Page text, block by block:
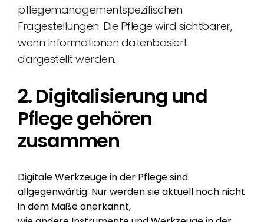
pflegemanagementspezifischen
Fragestellungen. Die Pflege wird sichtbarer,
wenn Informationen datenbasiert
dargestellt werden.
2. Digitalisierung und
Pflege gehören
zusammen
Digitale Werkzeuge in der Pflege sind
allgegenwärtig. Nur werden sie aktuell noch nicht
in dem Maße anerkannt,